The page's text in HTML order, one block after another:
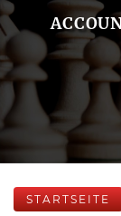
STARTSEITE